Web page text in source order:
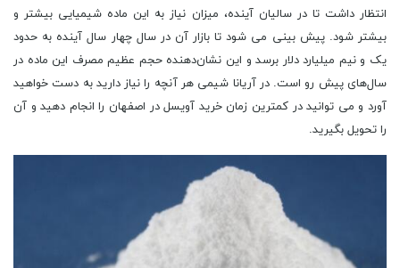
انتظار داشت تا در سالیان آینده، میزان نیاز به این ماده شیمیایی بیشتر و
بیشتر شود. پیش‌ بینی می شود تا بازار آن در سال چهار سال آینده به حدود
یک و نیم میلیارد دلار برسد و این نشان‌دهنده حجم عظیم مصرف این ماده در
سال‌های پیش رو است. در آریانا شیمی هر آنچه را نیاز دارید به دست خواهید
آورد و می توانید در کمترین زمان خرید آویسل در اصفهان را انجام دهید و آن
را تحویل بگیرید.